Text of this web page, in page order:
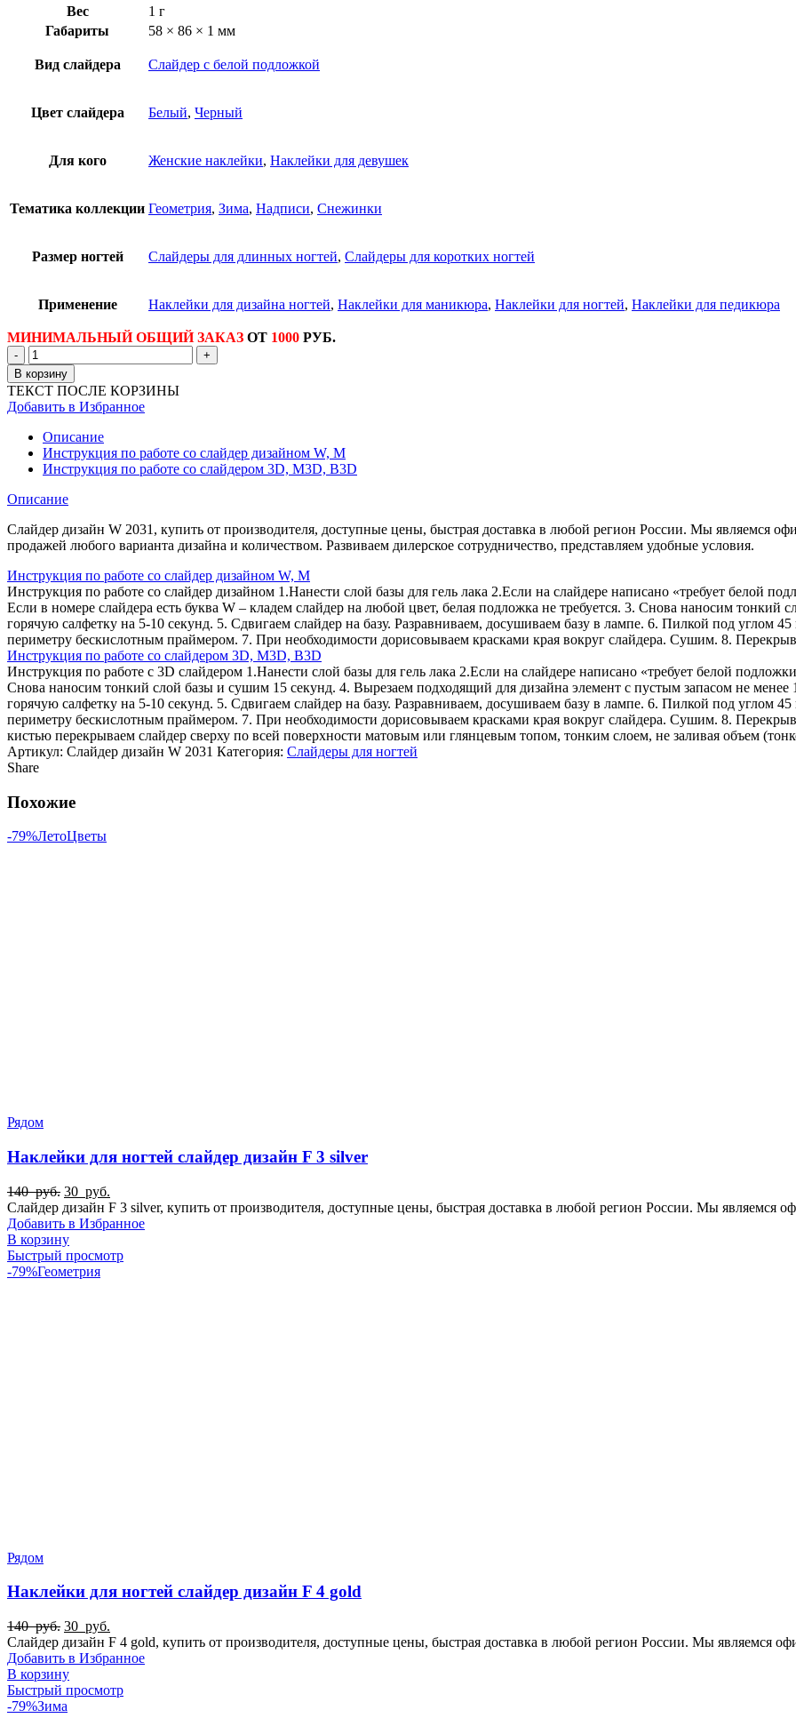
составляла
120
руб..
Вес
1 г
Габариты
58 × 86 × 1 мм
Вид слайдера Слайдер с белой подложкой
Цвет слайдера Белый, Черный
Для кого Женские наклейки, Наклейки для девушек
Тематика коллекции Геометрия, Зима, Надписи, Снежинки
Размер ногтей Слайдеры для длинных ногтей, Слайдеры для коротких ногтей
Применение Наклейки для дизайна ногтей, Наклейки для маникюра, Наклейки для ногтей, Наклейки для педикюра
МИНИМАЛЬНЫЙ ОБЩИЙ ЗАКАЗ ОТ 1000 РУБ.
Количество
товара
Наклейки
для
ногтей
слайдер
дизайн
W
2031
В корзину
ТЕКСТ ПОСЛЕ КОРЗИНЫ
Добавить в Избранное
Описание
Инструкция по работе со слайдер дизайном W, M
Инструкция по работе со слайдером 3D, М3D, B3D
Описание
Слайдер дизайн W 2031, купить от производителя, доступные цены, быстрая доставка в любой регион России. Мы являемся
продажей любого варианта дизайна и количеством. Развиваем дилерское сотрудничество, представляем удобные условия.
Инструкция по работе со слайдер дизайном W, M
Инструкция по работе со слайдер дизайном 1.Нанести слой базы для гель лака 2.Если на слайдере написано «требует белой
Если в номере слайдера есть буква W – кладем слайдер на любой цвет, белая подложка не требуется. 3. Снова наносим
горячую салфетку на 5-10 секунд. 5. Сдвигаем слайдер на базу. Разравниваем, досушиваем базу в лампе. 6. Пилкой под углом
периметру бескислотным праймером. 7. При необходимости дорисовываем красками края вокруг слайдера. Сушим. 8.
Инструкция по работе со слайдером 3D, М3D, B3D
Инструкция по работе с 3D слайдером 1.Нанести слой базы для гель лака 2.Если на слайдере написано «требует белой
Снова наносим тонкий слой базы и сушим 15 секунд. 4. Вырезаем подходящий для дизайна элемент с пустым запасом не
горячую салфетку на 5-10 секунд. 5. Сдвигаем слайдер на базу. Разравниваем, досушиваем базу в лампе. 6. Пилкой под углом
периметру бескислотным праймером. 7. При необходимости дорисовываем красками края вокруг слайдера. Сушим. 8.
кистью перекрываем слайдер сверху по всей поверхности матовым или глянцевым топом, тонким слоем, не заливая объем
Артикул: Слайдер дизайн W 2031 Категория: Слайдеры для ногтей
Share
Похожие
-79%ЛетоЦветы
Рядом
Наклейки для ногтей слайдер дизайн F 3 silver
140руб. Первоначальная
цена
составляла
140
руб..
30 руб.
цена:
30
Слайдер дизайн F 3 silver, купить от производителя, доступные цены, быстрая доставка в любой регион России. Мы являемся
Добавить в Избранное
В корзину
Быстрый просмотр
-79%Геометрия
Рядом
Наклейки для ногтей слайдер дизайн F 4 gold
140руб. Первоначальная
цена
составляла
140
руб..
30 руб.
цена:
30
Слайдер дизайн F 4 gold, купить от производителя, доступные цены, быстрая доставка в любой регион России. Мы являемся
Добавить в Избранное
В корзину
Быстрый просмотр
-79%Зима